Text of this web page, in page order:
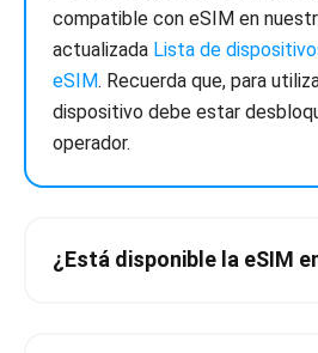
compatible con eSIM en
actualizada Lista de
eSIM. Recuerda que, para
dispositivo debe estar
operador.
¿Está disponible la eSIM